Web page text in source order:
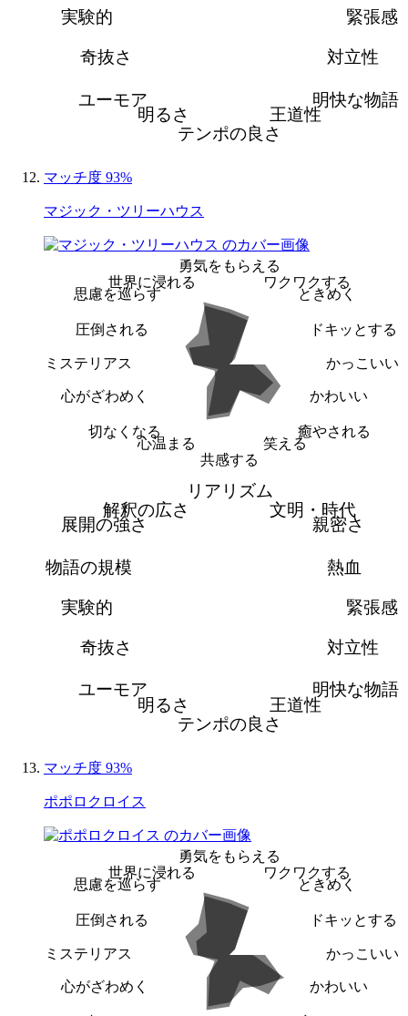
緊張感
対立性
明快な物語
王道性
テンポの良さ
明るさ
ユーモア
奇抜さ
実験的
マッチ度 93%
マジック・ツリーハウス
勇気をもらえる
ワクワクする
ときめく
ドキッとする
かっこいい
かわいい
癒やされる
笑える
共感する
心温まる
切なくなる
心がざわめく
ミステリアス
圧倒される
思慮を巡らす
世界に浸れる
リアリズム
文明・時代
親密さ
熱血
緊張感
対立性
明快な物語
王道性
テンポの良さ
明るさ
ユーモア
奇抜さ
実験的
物語の規模
展開の強さ
解釈の広さ
マッチ度 93%
ポポロクロイス
勇気をもらえる
ワクワクする
ときめく
ドキッとする
かっこいい
かわいい
心がざわめく
ミステリアス
圧倒される
思慮を巡らす
世界に浸れる